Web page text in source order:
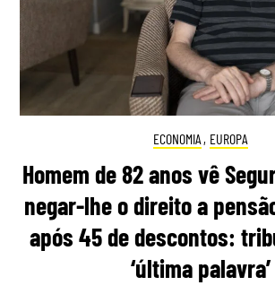
ECONOMIA , EUROPA
Homem de 82 anos vê
negar-lhe o direito a
após 45 de descontos:
‘última palavra’